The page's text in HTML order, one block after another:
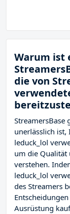
Warum ist
die von
StreamersBase
unerlässlich
leduck_lol
um die Qualität
verstehen.
leduck_lol
des Streamers
Ausrüstung